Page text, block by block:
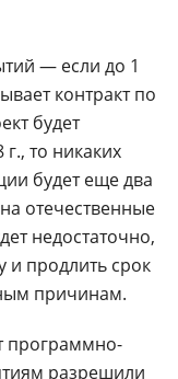
— если до 1
контракт по
будет
то никаких
будет еще два
отечественные
недостаточно,
и продлить срок
причинам.
программно-
разрешили